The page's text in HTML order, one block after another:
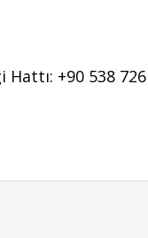
+90 538